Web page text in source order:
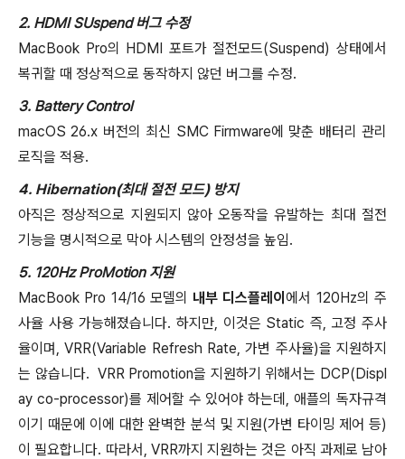
2. HDMI SUspend 버그 수정
MacBook Pro의 HDMI 포트가 절전모드(Suspend) 상태에서
복귀할 때 정상적으로 동작하지 않던 버그를 수정.
3. Battery Control
macOS 26.x 버전의 최신 SMC Firmware에 맞춘 배터리 관리
로직을 적용.
4. Hibernation(최대 절전 모드) 방지
아직은 정상적으로 지원되지 않아 오동작을 유발하는 최대 절전
기능을 명시적으로 막아 시스템의 안정성을 높임.
5. 120Hz ProMotion 지원
MacBook Pro 14/16 모델의 내부 디스플레이에서 120Hz의 주
사율 사용 가능해졌습니다. 하지만, 이것은 Static 즉, 고정 주사
율이며, VRR(Variable Refresh Rate, 가변 주사율)을 지원하지
는 않습니다. VRR Promotion을 지원하기 위해서는 DCP(Displ
ay co-processor)를 제어할 수 있어야 하는데, 애플의 독자규격
이기 때문에 이에 대한 완벽한 분석 및 지원(가변 타이밍 제어 등)
이 필요합니다. 따라서, VRR까지 지원하는 것은 아직 과제로 남아